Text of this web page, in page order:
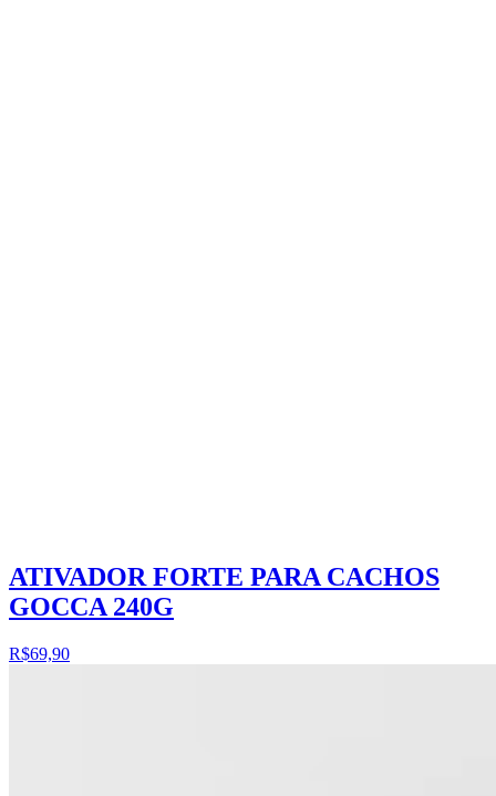
ATIVADOR FORTE PARA CACHOS
GOCCA 240G
R$69,90